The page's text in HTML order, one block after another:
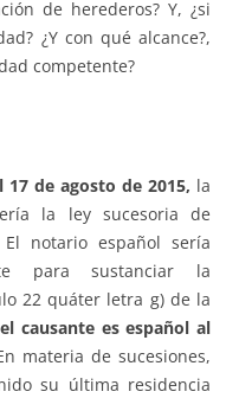
de herederos? Y, ¿si
¿Y con qué alcance?,
competente?
de agosto de 2015, la
la ley sucesoria de
notario español sería
para sustanciar la
22 quáter letra g) de la
causante es español al
materia de sucesiones,
su última residencia